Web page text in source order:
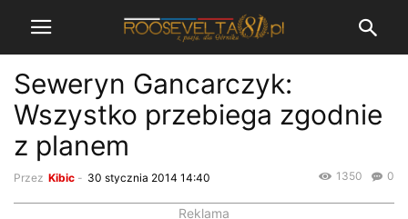
Seweryn Gancarczyk:
Wszystko przebiega zgodnie
z planem
Przez Kibic - 30 stycznia 2014 14:40 0
1350